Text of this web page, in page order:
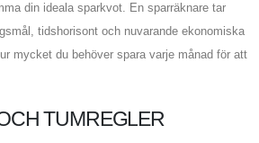
din ideala sparkvot. En sparräknare tar
tidshorisont och nuvarande ekonomiska
mycket du behöver spara varje månad för att
TUMREGLER